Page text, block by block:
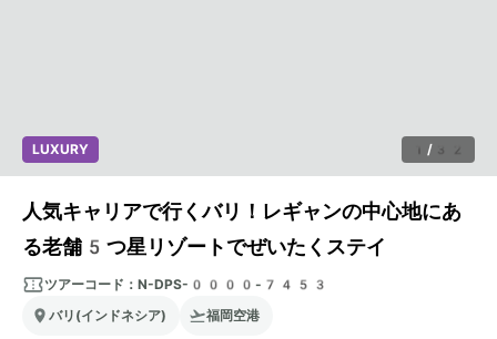
1 / 32
LUXURY
人気キャリアで行くバリ！レギャンの中心地にあ
る老舗5つ星リゾートでぜいたくステイ
ツアーコード： N-DPS-0000-7453
バリ(インドネシア)
福岡空港